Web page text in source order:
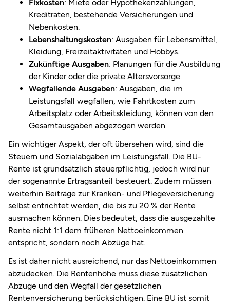
Fixkosten: Miete oder Hypothekenzahlungen,
Kreditraten, bestehende Versicherungen und
Nebenkosten.
Lebenshaltungskosten: Ausgaben für Lebensmittel,
Kleidung, Freizeitaktivitäten und Hobbys.
Zukünftige Ausgaben: Planungen für die Ausbildung
der Kinder oder die private Altersvorsorge.
Wegfallende Ausgaben: Ausgaben, die im
Leistungsfall wegfallen, wie Fahrtkosten zum
Arbeitsplatz oder Arbeitskleidung, können von den
Gesamtausgaben abgezogen werden.
Ein wichtiger Aspekt, der oft übersehen wird, sind die
Steuern und Sozialabgaben im Leistungsfall. Die BU-
Rente ist grundsätzlich steuerpflichtig, jedoch wird nur
der sogenannte Ertragsanteil besteuert. Zudem müssen
weiterhin Beiträge zur Kranken- und Pflegeversicherung
selbst entrichtet werden, die bis zu 20 % der Rente
ausmachen können. Dies bedeutet, dass die ausgezahlte
Rente nicht 1:1 dem früheren Nettoeinkommen
entspricht, sondern noch Abzüge hat.
Es ist daher nicht ausreichend, nur das Nettoeinkommen
abzudecken. Die Rentenhöhe muss diese zusätzlichen
Abzüge und den Wegfall der gesetzlichen
Rentenversicherung berücksichtigen. Eine BU ist somit